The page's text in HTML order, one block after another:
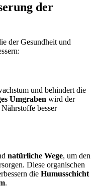
der
der Gesundheit und
und behindert die
Umgraben wird der
besser
natürliche Wege, um den
Diese organischen
die Humusschicht
.